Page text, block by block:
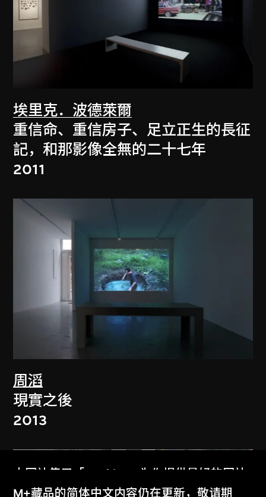
埃里克．波德萊爾
重信命、重信房子、足立正生的長征
記，和那影像全無的二十七年
2011
周滔
現實之後
2013
本网站使用「Cookies」为你提供最好的网站
体验。
M+藏品的简体中文内容仍在更新，敬请期